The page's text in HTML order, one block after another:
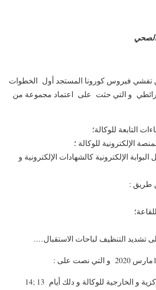
الصحي
الاحترازية للحد من تفشي فيروس كورونا المستجد أول الخطوات
و التي حثت على اعتماد مجموعة من
التابعة للوكالة؛
الإلكترونية للوكالة ؛
الإلكترونية كالشهادات الإلكترونية و
طريق :
تشديد التنظيف لباحات الاستقبال….
إنجاز عملية واسعة للنظافة بواسطة مواد التنظيف و التعقيم بالمصالح المركزية و الخارجية للوكالة و دلك أيام 13 ;14